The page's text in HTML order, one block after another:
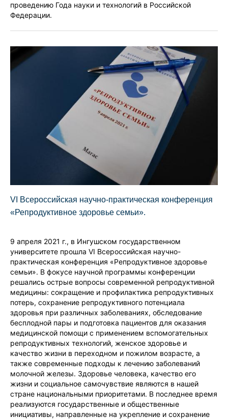
проведению Года науки и технологий в Российской
Федерации.
VI Всероссийская научно-практическая конференция
«Репродуктивное здоровье семьи».
9 апреля 2021 г., в Ингушском государственном
университете прошла VI Всероссийская научно-
практическая конференция «Репродуктивное здоровье
семьи». В фокусе научной программы конференции
решались острые вопросы современной репродуктивной
медицины: сокращение и профилактика репродуктивных
потерь, сохранение репродуктивного потенциала
здоровья при различных заболеваниях, обследование
бесплодной пары и подготовка пациентов для оказания
медицинской помощи с применением вспомогательных
репродуктивных технологий, женское здоровье и
качество жизни в переходном и пожилом возрасте, а
также современные подходы к лечению заболеваний
молочной железы. Здоровье человека, качество его
жизни и социальное самочувствие являются в нашей
стране национальными приоритетами. В последнее время
реализуются государственные и общественные
инициативы, направленные на укрепление и сохранение